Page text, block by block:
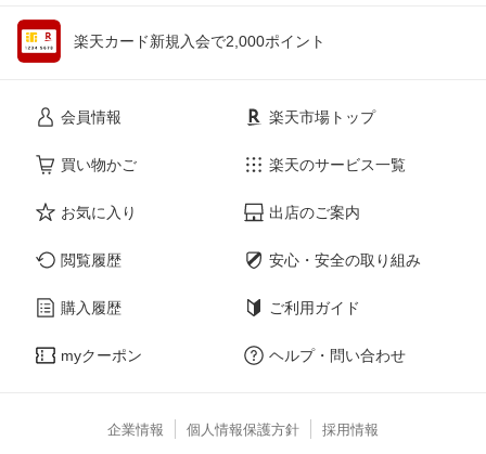
楽天カード新規入会で2,000ポイント
会員情報
買い物かご
お気に入り
閲覧履歴
購入履歴
myクーポン
楽天市場トップ
楽天のサービス一覧
出店のご案内
安心・安全の取り組み
ご利用ガイド
ヘルプ・問い合わせ
企業情報 個人情報保護方針 採用情報